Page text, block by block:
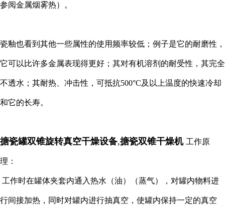
参阅金属烟雾热）。
瓷釉也看到其他一些属性的使用频率较低；例子是它的耐磨性，
它可以比许多金属表现得更好；其对有机溶剂的耐受性，其完全
不透水；其耐热、冲击性，可抵抗500°C及以上温度的快速冷却
和它的长寿。
搪瓷罐双锥旋转真空干燥设备,搪瓷双锥干燥机 工作原
理：
工作时在罐体夹套内通入热水（油）（蒸气），对罐内物料进
行间接加热，同时对罐内进行抽真空，使罐内保持一定的真空